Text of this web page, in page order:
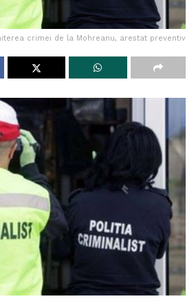
crimei de la Mohreanu, arestat preventiv